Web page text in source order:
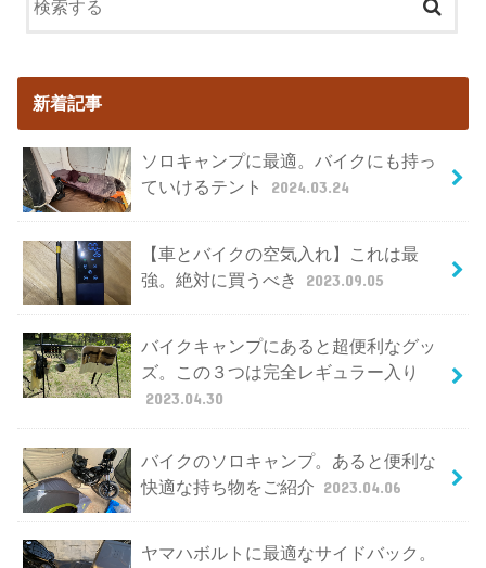
新着記事
ソロキャンプに最適。バイクにも持っ
ていけるテント
2024.03.24
【車とバイクの空気入れ】これは最
強。絶対に買うべき
2023.09.05
バイクキャンプにあると超便利なグッ
ズ。この３つは完全レギュラー入り
2023.04.30
バイクのソロキャンプ。あると便利な
快適な持ち物をご紹介 2023.04.06
ヤマハボルトに最適なサイドバック。